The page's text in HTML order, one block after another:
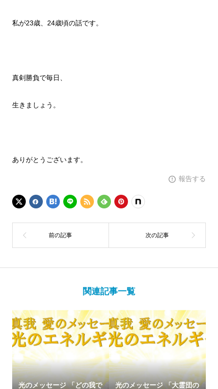
私が23歳、24歳頃の話です。
真剣勝負で毎日、
生きましょう。
ありがとうございます。
報告する
関連記事一覧
光のメッセージ 「どの我で
光のメッセージ 「大霊団の